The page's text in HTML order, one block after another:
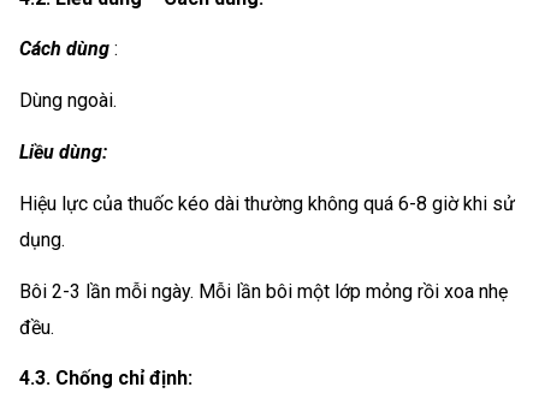
Cách dùng :
Dùng ngoài.
Liều dùng:
Hiệu lực của thuốc kéo dài thường không quá 6-8 giờ khi sử
dụng.
Bôi 2-3 lần mỗi ngày. Mỗi lần bôi một lớp mỏng rồi xoa nhẹ
đều.
4.3. Chống chỉ định: